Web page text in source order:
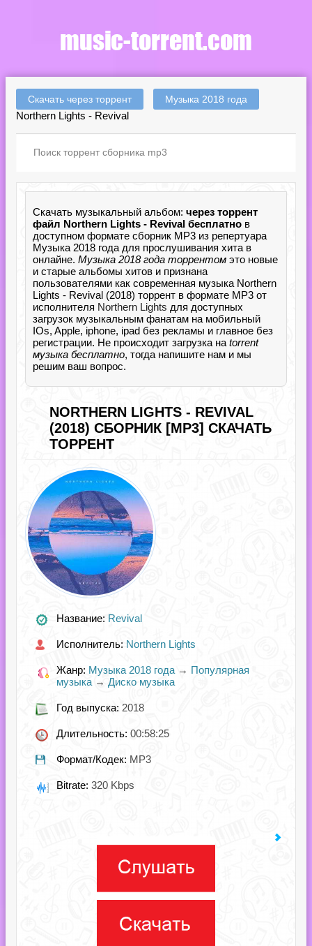
Скачать через торрент Музыка 2018 года
Northern Lights - Revival
Скачать музыкальный альбом: через торрент
файл Northern Lights - Revival бесплатно в
доступном формате сборник MP3 из репертуара
Музыка 2018 года для прослушивания хита в
онлайне. Музыка 2018 года торрентом это новые
и старые альбомы хитов и признана
пользователями как современная музыка Northern
Lights - Revival (2018) торрент в формате MP3 от
исполнителя Northern Lights для доступных
загрузок музыкальным фанатам на мобильный
IOs, Apple, iphone, ipad без рекламы и главное без
регистрации. Не происходит загрузка на torrent
музыка бесплатно, тогда напишите нам и мы
решим ваш вопрос.
NORTHERN LIGHTS - REVIVAL
(2018) СБОРНИК [MP3] СКАЧАТЬ
ТОРРЕНТ
Название: Revival
Исполнитель: Northern Lights
Жанр: Музыка 2018 года → Популярная
музыка → Диско музыка
Год выпуска: 2018
Длительность: 00:58:25
Формат/Кодек: MP3
Bitrate: 320 Kbps